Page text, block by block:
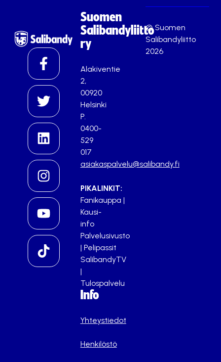
Suomen
Salibandyliitto
ry
Alakiventie
2,
00920
Helsinki
P.
0400-
529
017
asiakaspalvelu@salibandy.fi
PIKALINKIT:
Fanikauppa |
Kausi-
info
Palvelusivusto
| Pelipassit
SalibandyTV
|
Tulospalvelu
Info
Yhteystiedot
Henkilöstö
© Suomen
Salibandyliitto
2026